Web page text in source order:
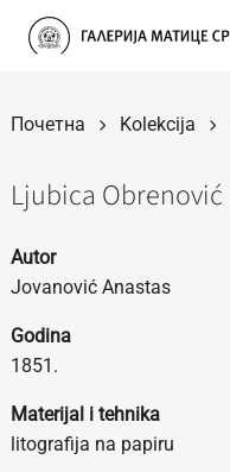
Прескочи
Почетна Kolekcija
Ljubica Obrenović
Autor
Jovanović Anastas
Godina
1851.
Materijal i tehnika
litografija na papiru